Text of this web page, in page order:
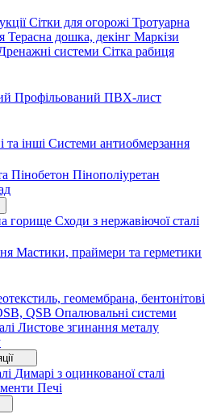
Сітки для огорожі Тротуарна
Терасна дошка, декінг Маркізи
системи Сітка рабиця
Профільований ПВХ-лист
та інші Системи антиобмерзання
Пінобетон Пінополіуретан
горище Сходи з нержавіючої сталі
Мастики, праймери та герметики
геомембрана, бентонітові
QSB Опалювальні системи
Листове згинання металу
Димарі з оцинкованої сталі
Печі